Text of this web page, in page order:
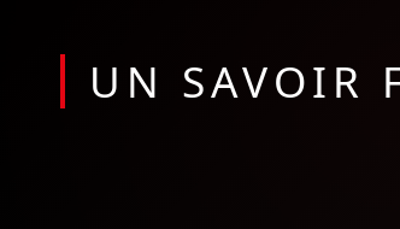
UN SAVOIR